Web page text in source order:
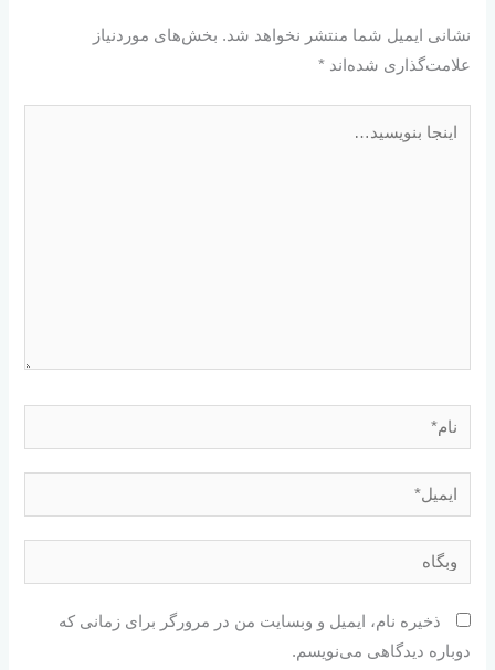
نشانی ایمیل شما منتشر نخواهد شد. بخش‌های موردنیاز
علامت‌گذاری شده‌اند*
بنویسید…
نام*
ایمیل*
وبگاه
ذخیره نام، ایمیل و وبسایت من در مرورگر برای زمانی که
دوباره دیدگاهی می‌نویسم.